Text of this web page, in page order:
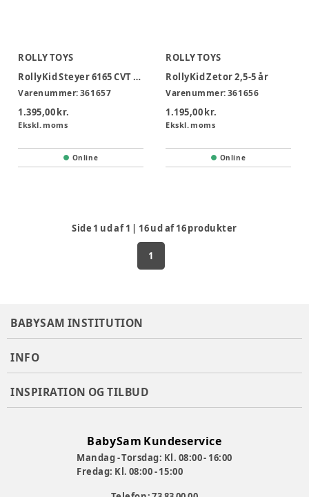
ROLLY TOYS
RollyKid Steyer 6165 CVT m/ anhænger 2,5-5 år
Varenummer:361657
1.395,00 kr.
Ekskl. moms
Online
ROLLY TOYS
RollyKid Zetor 2,5-5 år
Varenummer:361656
1.195,00 kr.
Ekskl. moms
Online
Side 1 ud af1 16ud af16produkter
1
BABYSAM INSTITUTION
INFO
INSPIRATION OG TILBUD
BabySam Kundeservice
Mandag - Torsdag: Kl. 08:00 - 16:00
Fredag: Kl. 08:00 - 15:00